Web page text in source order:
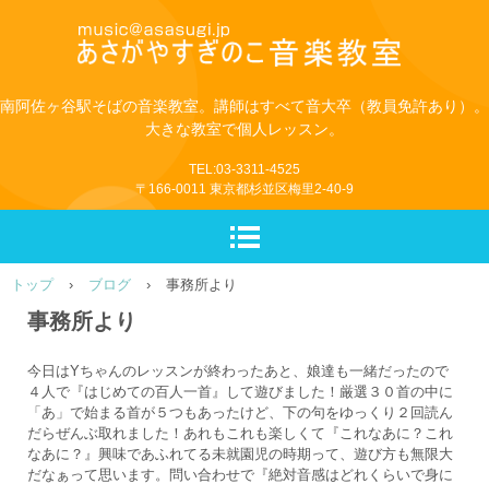
南阿佐ヶ谷駅そばの音楽教室。講師はすべて音大卒（教員免許あり）。
大きな教室で個人レッスン。
TEL:03-3311-4525
〒166-0011 東京都杉並区梅里2-40-9
トップ › ブログ › 事務所より
事務所より
今日はYちゃんのレッスンが終わったあと、娘達も一緒だったので
４人で『はじめての百人一首』して遊びました！厳選３０首の中に
「あ」で始まる首が５つもあったけど、下の句をゆっくり２回読ん
だらぜんぶ取れました！あれもこれも楽しくて『これなあに？これ
なあに？』興味であふれてる未就園児の時期って、遊び方も無限大
だなぁって思います。問い合わせで『絶対音感はどれくらいで身に